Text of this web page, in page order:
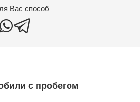
Вас способ
с пробегом